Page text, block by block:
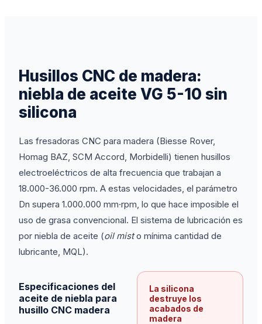
Husillos CNC de madera:
niebla de aceite VG 5-10 sin
silicona
Las fresadoras CNC para madera (Biesse Rover,
Homag BAZ, SCM Accord, Morbidelli) tienen husillos
electroeléctricos de alta frecuencia que trabajan a
18.000-36.000 rpm. A estas velocidades, el parámetro
Dn supera 1.000.000 mm·rpm, lo que hace imposible el
uso de grasa convencional. El sistema de lubricación es
por niebla de aceite (oil misto mínima cantidad de
lubricante, MQL).
Especificaciones del
aceite de niebla para
husillo CNC madera
La silicona
destruye los
acabados de
madera